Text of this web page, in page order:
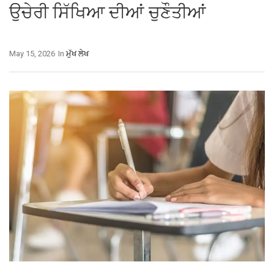
ਉਚੇਰੀ ਸਿੱਖਿਆ ਦੀਆਂ ਚੁਣੌਤੀਆਂ
In ਮੁੱਖ ਲੇਖ
May 15, 2026